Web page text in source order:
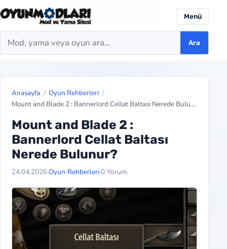
Ara Ara
Menü
Anasayfa
Oyun Rehberleri
Mount and Blade 2 : Bannerlord Cellat Baltası Nerede Bulunur?
Mount and Blade 2 :
Bannerlord Cellat Baltası
Nerede Bulunur?
24.04.2026·Oyun Rehberleri·0 Yorum